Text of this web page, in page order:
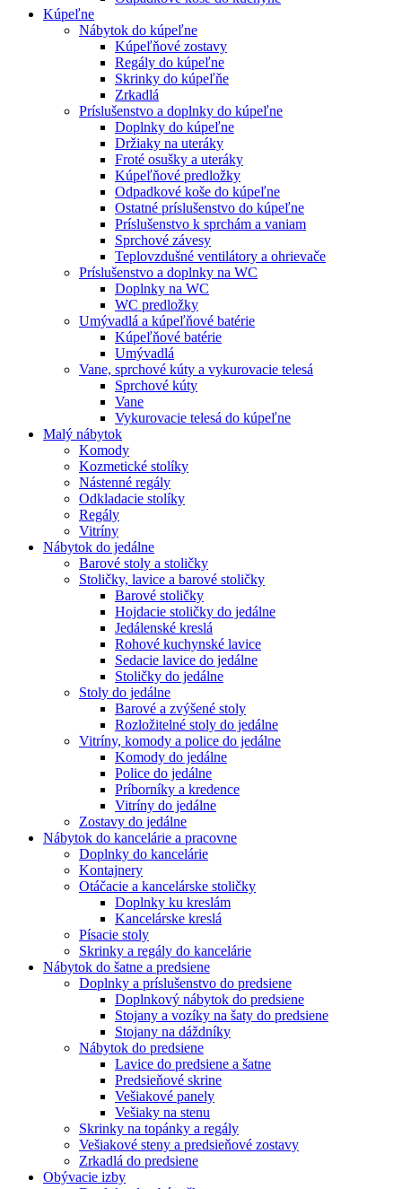
Kúpeľne
Nábytok do kúpeľne
Kúpeľňové zostavy
Regály do kúpeľne
Skrinky do kúpeľňe
Zrkadlá
Príslušenstvo a doplnky do kúpeľne
Doplnky do kúpeľne
Držiaky na uteráky
Froté osušky a uteráky
Kúpeľňové predložky
Odpadkové koše do kúpeľne
Ostatné príslušenstvo do kúpeľne
Príslušenstvo k sprchám a vaniam
Sprchové závesy
Teplovzdušné ventilátory a ohrievače
Príslušenstvo a doplnky na WC
Doplnky na WC
WC predložky
Umývadlá a kúpeľňové batérie
Kúpeľňové batérie
Umývadlá
Vane, sprchové kúty a vykurovacie telesá
Sprchové kúty
Vane
Vykurovacie telesá do kúpeľne
Malý nábytok
Komody
Kozmetické stolíky
Nástenné regály
Odkladacie stolíky
Regály
Vitríny
Nábytok do jedálne
Barové stoly a stoličky
Stoličky, lavice a barové stoličky
Barové stoličky
Hojdacie stoličky do jedálne
Jedálenské kreslá
Rohové kuchynské lavice
Sedacie lavice do jedálne
Stoličky do jedálne
Stoly do jedálne
Barové a zvýšené stoly
Rozložitelné stoly do jedálne
Vitríny, komody a police do jedálne
Komody do jedálne
Police do jedálne
Príborníky a kredence
Vitríny do jedálne
Zostavy do jedálne
Nábytok do kancelárie a pracovne
Doplnky do kancelárie
Kontajnery
Otáčacie a kancelárske stoličky
Doplnky ku kreslám
Kancelárske kreslá
Písacie stoly
Skrinky a regály do kancelárie
Nábytok do šatne a predsiene
Doplnky a príslušenstvo do predsiene
Doplnkový nábytok do predsiene
Stojany a vozíky na šaty do predsiene
Stojany na dáždníky
Nábytok do predsiene
Lavice do predsiene a šatne
Predsieňové skrine
Vešiakové panely
Vešiaky na stenu
Skrinky na topánky a regály
Vešiakové steny a predsieňové zostavy
Zrkadlá do predsiene
Obývacie izby